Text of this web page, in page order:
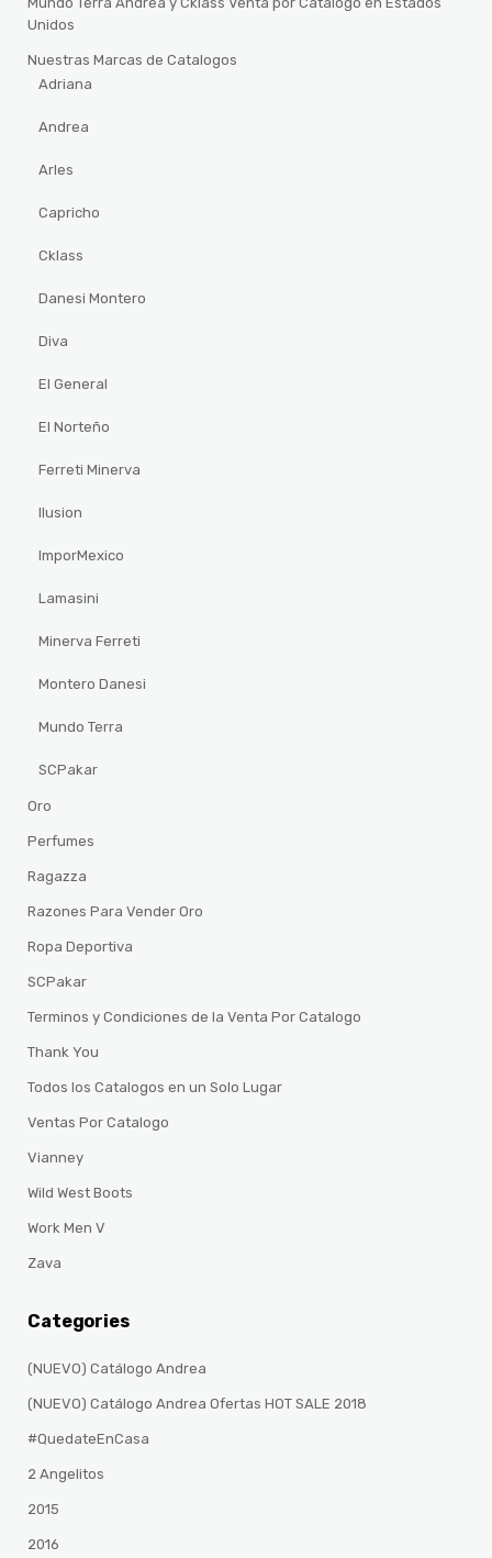
Unidos
Nuestras Marcas de Catalogos
Adriana
Andrea
Arles
Capricho
Cklass
Danesi Montero
Diva
El General
El Norteño
Ferreti Minerva
Ilusion
ImporMexico
Lamasini
Minerva Ferreti
Montero Danesi
Mundo Terra
SCPakar
Oro
Perfumes
Ragazza
Razones Para Vender Oro
Ropa Deportiva
SCPakar
Terminos y Condiciones de la Venta Por Catalogo
Thank You
Todos los Catalogos en un Solo Lugar
Ventas Por Catalogo
Vianney
Wild West Boots
Work Men V
Zava
Categories
(NUEVO) Catálogo Andrea
(NUEVO) Catálogo Andrea Ofertas HOT SALE 2018
#QuedateEnCasa
2 Angelitos
2015
2016